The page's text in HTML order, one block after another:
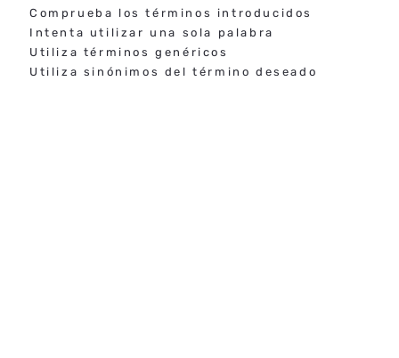
Comprueba los términos introducidos
Intenta utilizar una sola palabra
Utiliza términos genéricos
Utiliza sinónimos del término deseado